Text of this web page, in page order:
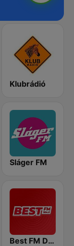
Klubrádió
Sláger FM
Best FM Debrecen